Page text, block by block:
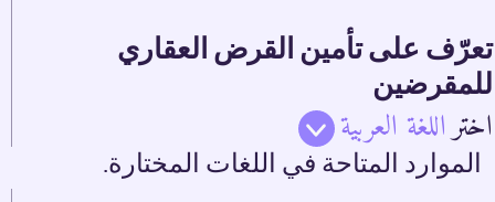
تعرّف على تأمين القرض العقاري
للمقرضين
اختراللغة العربية
الموارد المتاحة في اللغات المختارة.